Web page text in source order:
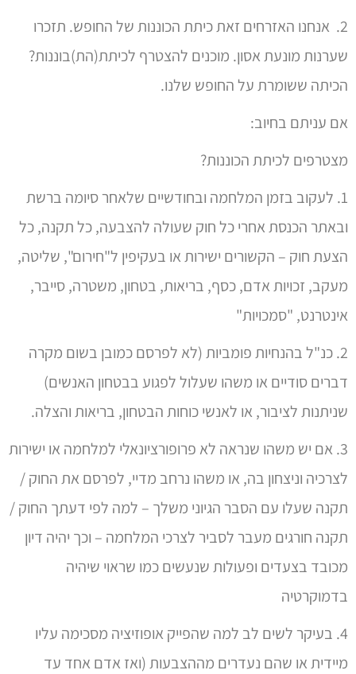
2. אנחנו האזרחים זאת כיתת הכוננות של החופש. תזכרו
שערנות מונעת אסון. מוכנים להצטרף לכיתת(הת)בוננות?
הכיתה ששומרת על החופש שלנו.
אם עניתם בחיוב:
מצטרפים לכיתת הכוננות?
1. לעקוב בזמן המלחמה ובחודשיים שלאחר סיומה ברשת
ובאתר הכנסת אחרי כל חוק שעולה להצבעה, כל תקנה, כל
הצעת חוק – הקשורים ישירות או בעקיפין ל"חירום", שליטה,
מעקב, זכויות אדם, כסף, בריאות, בטחון, משטרה, סייבר,
אינטרנט, "סמכויות"
2. כנ"ל בהנחיות פומביות (לא לפרסם כמובן בשום מקרה
דברים סודיים או משהו שעלול לפגוע בבטחון האנשים)
שניתנות לציבור, או לאנשי כוחות הבטחון, בריאות והצלה.
3. אם יש משהו שנראה לא פרופורציונאלי למלחמה או ישירות
לצרכיה וניצחון בה, או משהו נרחב מדיי, לפרסם את החוק /
תקנה שעלו עם הסבר הגיוני משלך – למה לפי דעתך החוק /
תקנה חורגים מעבר לסביר לצרכי המלחמה – וכך יהיה דיון
מכובד בצעדים ופעולות שנעשים כמו שראוי שיהיה
בדמוקרטיה
4. בעיקר לשים לב למה שהפייק אופוזיציה מסכימה עליו
מיידית או שהם נעדרים מההצבעות (ואז אדם אחד עד